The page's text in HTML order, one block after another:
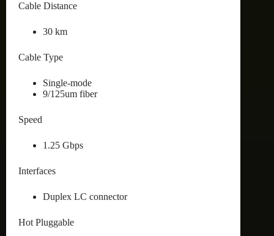
Cable Distance
30 km
Cable Type
Single-mode
9/125um fiber
Speed
1.25 Gbps
Interfaces
Duplex LC connector
Hot Pluggable